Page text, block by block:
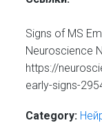
Signs of MS
Neuroscience
https://
early-signs-
Category: